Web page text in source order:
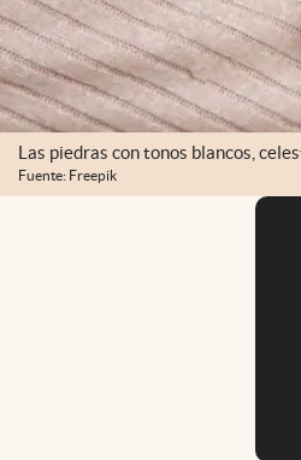
Las piedras con tonos blancos,
Fuente: Freepik